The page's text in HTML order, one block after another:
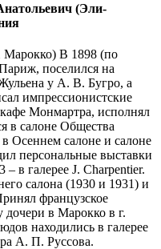
(Эли-
Марокко) В 1898 (по
поселился на
у А. В. Бугро, а
импрессионистские
Монмартра, исполнял
в салоне Общества
Осеннем салоне и салоне
персональные выставки
– в галерее J. Charpentier.
салона (1930 и 1931) и
французское
в Марокко в г.
находились в галерее
А. П. Руссова.